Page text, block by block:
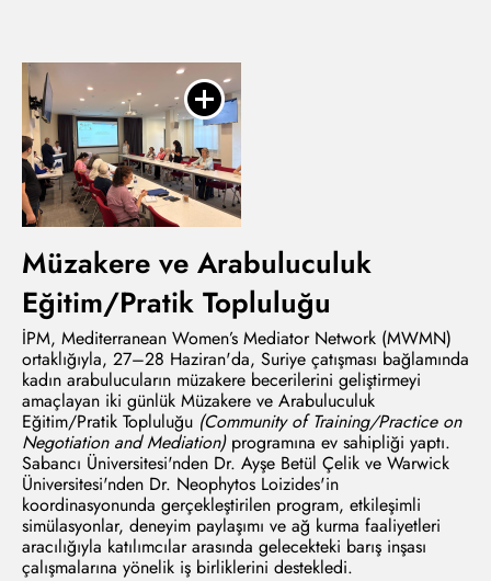
Müzakere ve Arabuluculuk
Eğitim/Pratik Topluluğu
İPM, Mediterranean Women’s Mediator Network (MWMN)
ortaklığıyla, 27–28 Haziran'da, Suriye çatışması bağlamında
kadın arabulucuların müzakere becerilerini geliştirmeyi
amaçlayan iki günlük Müzakere ve Arabuluculuk
Eğitim/Pratik Topluluğu (Community of Training/Practice on
Negotiation and Mediation)programına ev sahipliği yaptı.
Sabancı Üniversitesi'nden Dr. Ayşe Betül Çelik ve Warwick
Üniversitesi'nden Dr. Neophytos Loizides'in
koordinasyonunda gerçekleştirilen program, etkileşimli
simülasyonlar, deneyim paylaşımı ve ağ kurma faaliyetleri
aracılığıyla katılımcılar arasında gelecekteki barış inşası
çalışmalarına yönelik iş birliklerini destekledi.